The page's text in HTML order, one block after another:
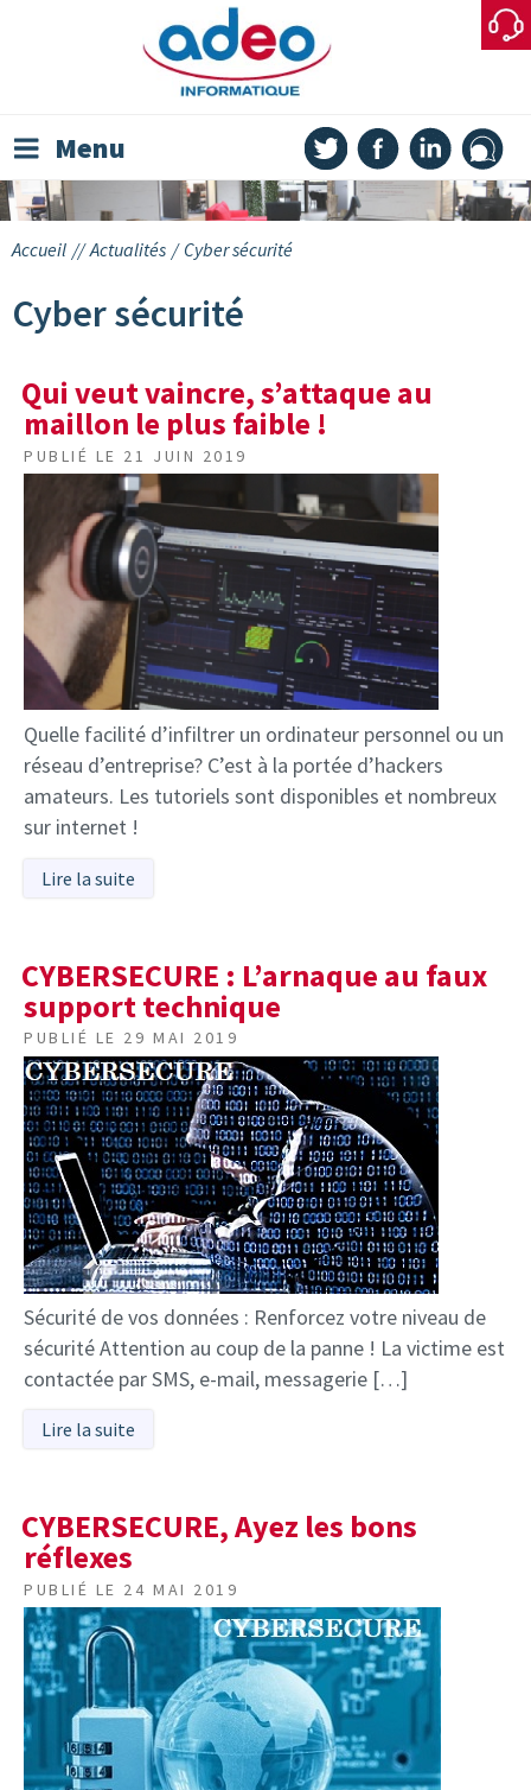
Menu
Accueil // Actualités / Cyber sécurité
Cyber sécurité
Qui veut vaincre, s’attaque au
maillon le plus faible !
PUBLIÉ LE 21 JUIN 2019
Quelle facilité d’infiltrer un ordinateur personnel ou un
réseau d’entreprise? C’est à la portée d’hackers
amateurs. Les tutoriels sont disponibles et nombreux
sur internet !
Lire la suite
CYBERSECURE : L’arnaque au faux
support technique
PUBLIÉ LE 29 MAI 2019
Sécurité de vos données : Renforcez votre niveau de
sécurité Attention au coup de la panne ! La victime est
contactée par SMS, e-mail, messagerie […]
Lire la suite
CYBERSECURE, Ayez les bons
réflexes
PUBLIÉ LE 24 MAI 2019